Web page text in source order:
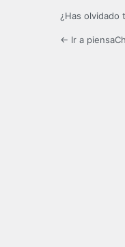
¿Has olvidado
← Ir a